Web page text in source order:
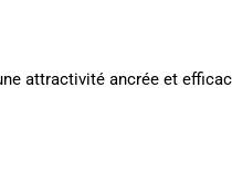
attractivité ancrée et